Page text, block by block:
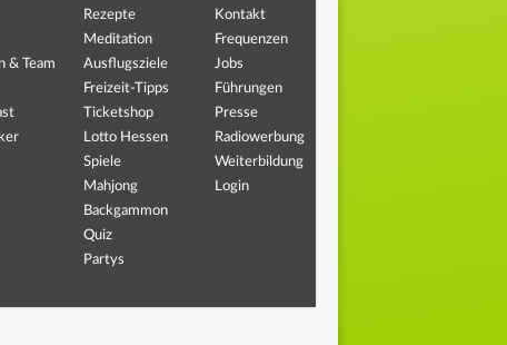
& Team
Rezepte
Meditation
Ausflugsziele
Freizeit-Tipps
Ticketshop
Lotto Hessen
Spiele
Mahjong
Backgammon
Quiz
Partys
Kontakt
Frequenzen
Jobs
Führungen
Presse
Radiowerbung
Weiterbildung
Login